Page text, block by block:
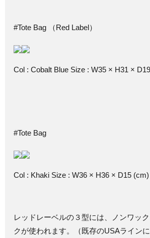
#Tote Bag （Red Label）
Col : Cobalt Blue Size : W35 × H31 ×
#Tote Bag
Col : Khaki Size : W36 × H36 × D15 (cm)
レッドレーベルの３型には、ノンワッ
クが使われます。（既存のUSAライン